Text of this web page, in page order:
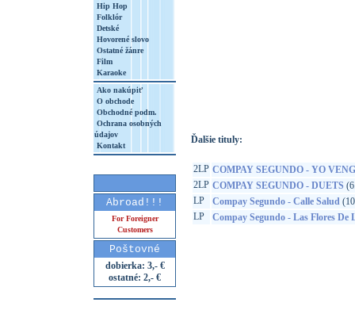
Hip Hop
Folklór
Detské
Hovorené slovo
Ostatné žánre
Film
Karaoke
Ako nakúpiť
O obchode
Obchodné podm.
Ochrana osobných
údajov
Kontakt
Abroad!!!
For Foreigner
Customers
Poštovné
dobierka: 3,- €
ostatné: 2,- €
Ďalšie tituly:
2LP COMPAY SEGUNDO - YO
2LP COMPAY SEGUNDO - DUETS
LP
Compay Segundo - Calle Salud
LP
Compay Segundo - Las Flores De